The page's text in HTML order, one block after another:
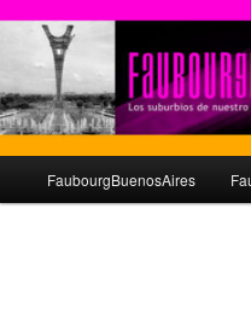
contenu
principal
©
principal
FaubourgBuenosAires